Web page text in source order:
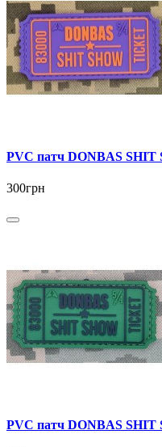
PVC патч DONBAS SHIT
300грн
PVC патч DONBAS SHIT